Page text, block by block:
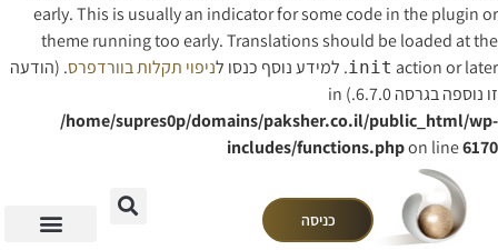
early. This is usually an indicator for some code in the plugin or
theme running too early. Translations should be loaded at the
init action or later. למידע נוסף כנסו ל ניפוי תקלות בוורדפרס. (הודעה
זו נוספה בגרסה 6.7.0.) in
/home/supres0p/domains/paksher.co.il/public_html/wp-
includes/functions.phpon line6170
כניסה